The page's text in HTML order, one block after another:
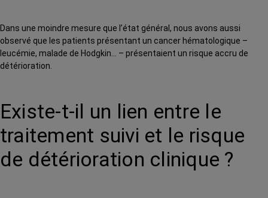
Dans une moindre mesure que l’état général, nous avons aussi
observé que les patients présentant un cancer hématologique –
leucémie, malade de Hodgkin… – présentaient un risque accru de
détérioration.
Existe-t-il un lien entre le
traitement suivi et le risque
de détérioration clinique ?